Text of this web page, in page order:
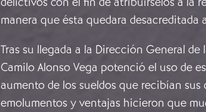
manera que ésta quedara desacreditada
Tras su llegada a la Dirección General
Camilo Alonso Vega potenció el uso de
aumento de los sueldos que recibían sus
emolumentos y ventajas hicieron que